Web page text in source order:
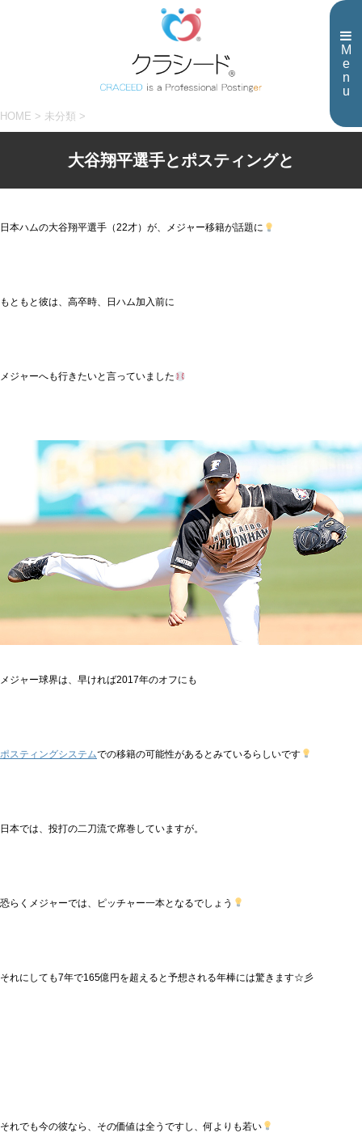
M
e
n
u
HOME > 未分類 >
大谷翔平選手とポスティングと
日本ハムの大谷翔平選手（22才）が、メジャー移籍が話題に
もともと彼は、高卒時、日ハム加入前に
メジャーへも行きたいと言っていました
メジャー球界は、早ければ2017年のオフにも
ポスティングシステムでの移籍の可能性があるとみているらしいです
日本では、投打の二刀流で席巻していますが。
恐らくメジャーでは、ピッチャー一本となるでしょう
それにしても7年で165億円を超えると予想される年棒には驚きます☆彡
それでも今の彼なら、その価値は全うですし、何よりも若い